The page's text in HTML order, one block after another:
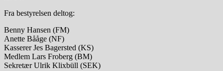
Fra bestyrelsen deltog:
Benny Hansen (FM)
Anette Bååge (NF)
Kasserer Jes Bagersted (KS)
Medlem Lars Froberg (BM)
Sekretær Ulrik Klixbüll (SEK)